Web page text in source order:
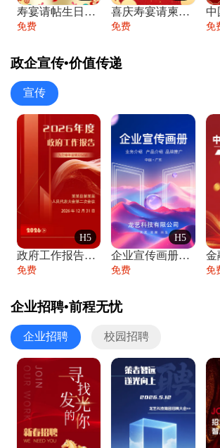
寿宴请帖生日宴邀请函老人寿星生日快乐祝寿
免费
喜庆寿宴请柬老人生日宴会邀请函请柬过大寿
免费 免
政企宣传•价值传递
宣传
H5
政府工作报告政府年终工作总结
免费
H5
企业宣传画册公司简介产品介绍业务宣传手册
免费 免
企业招聘•前程无忧
企业招聘 校园招聘